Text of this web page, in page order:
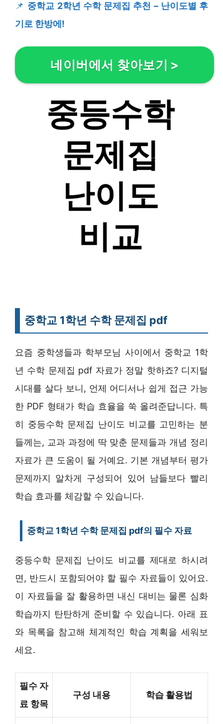
📌 중학교 2학년 수학 문제집 추천 – 난이도별 후
기로 한방에!
네이버에서 찾아보기 >
중학교 1학년 수학 문제집 pdf
요즘 중학생들과 학부모님 사이에서 중학교 1학
년 수학 문제집 pdf 자료가 정말 핫하죠? 디지털
시대를 살다 보니, 언제 어디서나 쉽게 접근 가능
한 PDF 형태가 학습 효율을 쑥 올려준답니다. 특
히 중등수학 문제집 난이도 비교를 고민하는 분
들께는, 교과 과정에 딱 맞춘 문제들과 개념 정리
자료가 큰 도움이 될 거예요. 기본 개념부터 평가
문제까지 알차게 구성되어 있어 남들보다 빨리
학습 효과를 체감할 수 있습니다.
중학교 1학년 수학 문제집 pdf의 필수 자료
중등수학 문제집 난이도 비교를 제대로 하시려
면, 반드시 포함되어야 할 필수 자료들이 있어요.
이 자료들을 잘 활용하면 내신 대비는 물론 심화
학습까지 탄탄하게 준비할 수 있습니다. 아래 표
와 목록을 참고해 체계적인 학습 계획을 세워보
세요.
필수 자
료 항목
구성 내용 학습 활용법